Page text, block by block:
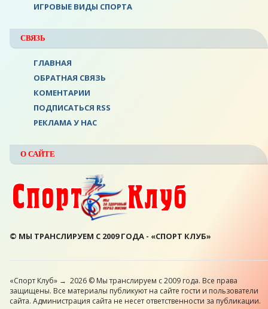
ИГРОВЫЕ ВИДЫ СПОРТА
СВЯЗЬ
ГЛАВНАЯ
ОБРАТНАЯ СВЯЗЬ
КОМЕНТАРИИ
ПОДПИСАТЬСЯ RSS
РЕКЛАМА У НАС
О САЙТЕ
© МЫ ТРАНСЛИРУЕМ С 2009 ГОДА - «СПОРТ КЛУБ»
«Спорт Клуб» → 2026 © Мы транслируем с 2009 года. Все права
защищены. Все материалы публикуют на сайте гости и пользователи
сайта. Администрация сайта не несет ответственности за публикации.